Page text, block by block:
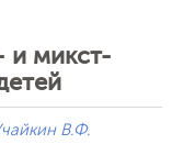
и микст-
В.Ф.